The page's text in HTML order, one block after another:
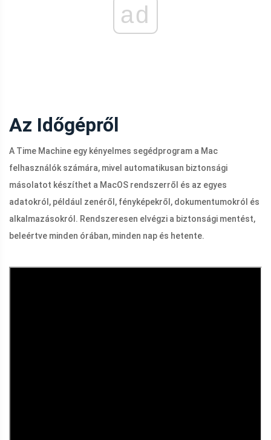
ad
Az Időgépről
A Time Machine egy kényelmes segédprogram a Mac
felhasználók számára, mivel automatikusan biztonsági
másolatot készíthet a MacOS rendszerről és az egyes
adatokról, például zenéről, fényképekről, dokumentumokról és
alkalmazásokról. Rendszeresen elvégzi a biztonsági mentést,
beleértve minden órában, minden nap és hetente.